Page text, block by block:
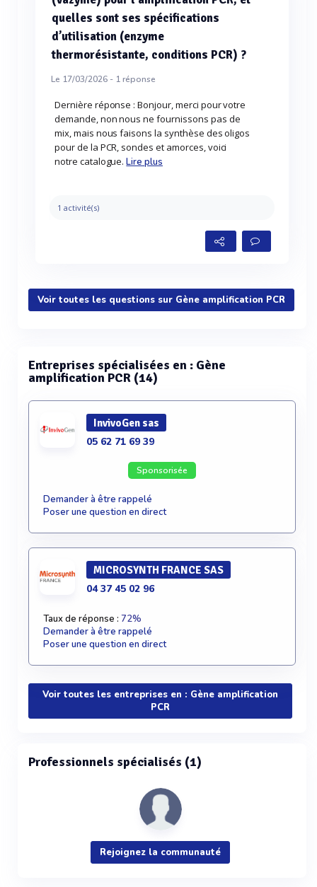
quelles sont ses spécifications
d’utilisation (enzyme
thermorésistante, conditions PCR) ?
Le 17/03/2026 - 1réponse
Dernière réponse : Bonjour, merci pour votre
demande, non nous ne fournissons pas de
mix, mais nous faisons la synthèse des oligos
pour de la PCR, sondes et amorces, voici
notre catalogue.Lire plus
1 activité(s)
Voir toutes les questions sur Gène amplification PCR
Entreprises spécialisées en : Gène
amplification PCR (14)
InvivoGen sas
05 62 71 69 39
Sponsorisée
Demander à être rappelé
Poser une question en direct
MICROSYNTH FRANCE SAS
04 37 45 02 96
Taux de réponse : 72%
Demander à être rappelé
Poser une question en direct
Voir toutes les entreprises en : Gène amplification
PCR
Professionnels spécialisés (1)
Rejoignez la communauté